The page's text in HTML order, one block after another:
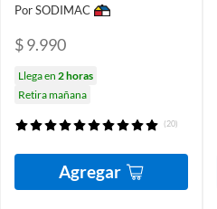
Por SODIMAC
$ 9.990
Llega en 2 horas
Retira mañana
(20)
Agregar